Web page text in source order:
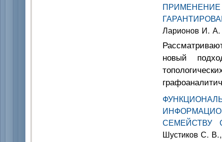
Ларионов И. А.
новый
СЕМЕЙСТВУ
Шустиков С.